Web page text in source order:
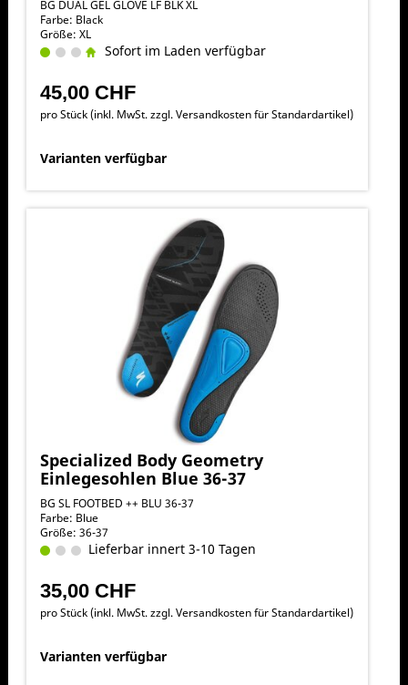
BG DUAL GEL GLOVE LF BLK XL
Farbe: Black
Größe: XL
Sofort im Laden verfügbar
45,00 CHF
pro Stück (inkl. MwSt. zzgl.Versandkosten für Standardartikel)
Varianten verfügbar
Specialized Body Geometry
Einlegesohlen Blue 36-37
BG SL FOOTBED ++ BLU 36-37
Farbe: Blue
Größe: 36-37
Lieferbar innert 3-10 Tagen
35,00 CHF
pro Stück (inkl. MwSt. zzgl.Versandkosten für Standardartikel)
Varianten verfügbar